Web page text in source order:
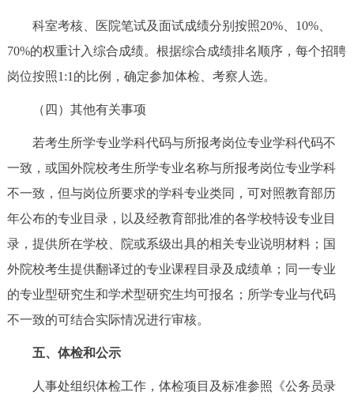
科室考核、医院笔试及面试成绩分别按照20%、10%、
70%的权重计入综合成绩。根据综合成绩排名顺序，每个招聘
岗位按照1:1的比例，确定参加体检、考察人选。
（四）其他有关事项
若考生所学专业学科代码与所报考岗位专业学科代码不
一致，或国外院校考生所学专业名称与所报考岗位专业学科
不一致，但与岗位所要求的学科专业类同，可对照教育部历
年公布的专业目录，以及经教育部批准的各学校特设专业目
录，提供所在学校、院或系级出具的相关专业说明材料；国
外院校考生提供翻译过的专业课程目录及成绩单；同一专业
的专业型研究生和学术型研究生均可报名；所学专业与代码
不一致的可结合实际情况进行审核。
五、体检和公示
人事处组织体检工作，体检项目及标准参照《公务员录